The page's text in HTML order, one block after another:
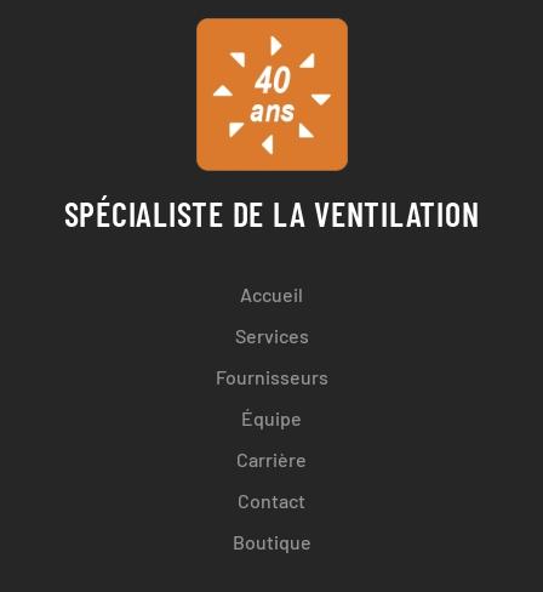
SPÉCIALISTE DE LA VENTILATION
Accueil
Services
Fournisseurs
Équipe
Carrière
Contact
Boutique